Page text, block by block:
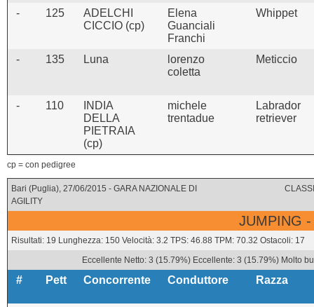
- 125
ADELCHI
CICCIO (cp)
Elena
Guanciali
Franchi
Whippet
- 135 Luna
lorenzo
coletta
Meticcio
- 110
INDIA
DELLA
PIETRAIA
(cp)
michele
trentadue
Labrador
retriever
cp = con pedigree
Bari (Puglia), 27/06/2015 - GARA NAZIONALE DI
AGILITY
JUMPING
Risultati: 19 Lunghezza: 150 Velocità: 3.2 TPS: 46.88 TPM: 70.32 Ostacoli: 17
Eccellente Netto: 3 (15.79%) Eccellente: 3 (15.79%) Molto
# Pett Concorrente Conduttore Razza